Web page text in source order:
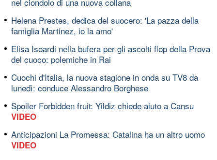
Helena Prestes, dedica del suocero: 'La pazza della
famiglia Martinez, io la amo'
Elisa Isoardi nella bufera per gli ascolti flop della Prova
del cuoco: polemiche in Rai
Cuochi d'Italia, la nuova stagione in onda su TV8 da
lunedì: conduce Alessandro Borghese
Spoiler Forbidden fruit: Yildiz chiede aiuto a Cansu
VIDEO
Anticipazioni La Promessa: Catalina ha un altro uomo
VIDEO